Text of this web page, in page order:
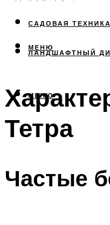
САДОВАЯ ТЕХНИКА
ЛАНДШАФТНЫЙ
МЕНЮ
МЕНЮ
Тетра
Частые